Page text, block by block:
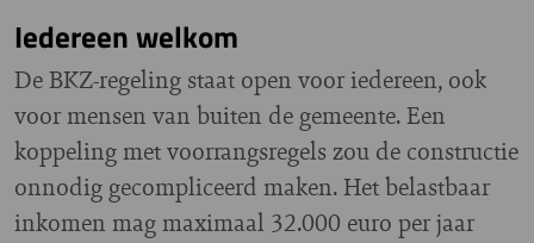
Iedereen welkom
De BKZ-regeling staat open voor iedereen, ook
voor mensen van buiten de gemeente. Een
koppeling met voorrangsregels zou de constructie
onnodig gecompliceerd maken. Het belastbaar
inkomen mag maximaal 32.000 euro per jaar